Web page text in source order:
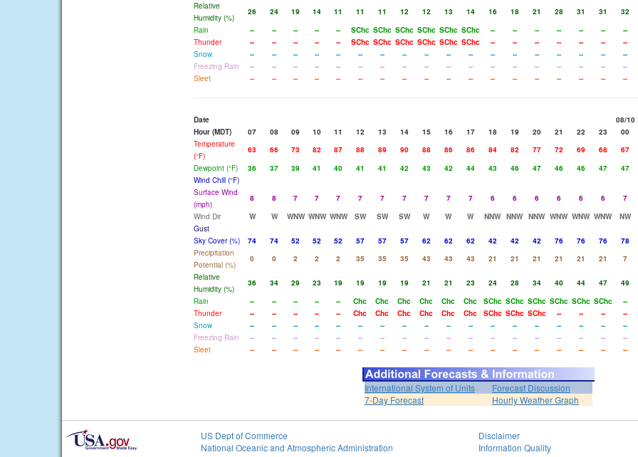
Relative
Humidity (%)
26 24 19 14 11 11 11 12 12 13 14 16 18 21 28 31 31 32
Rain
-- -- -- -- -- SChc SChc SChc SChc SChc SChc -- -- -- -- -- -- --
Thunder
-- -- -- -- -- SChc SChc SChc SChc SChc SChc -- -- -- -- -- -- --
Snow
-- -- -- -- -- -- -- -- -- -- -- -- -- -- -- -- -- --
Freezing Rain
-- -- -- -- -- -- -- -- -- -- -- -- -- -- -- -- -- --
Sleet
-- -- -- -- -- -- -- -- -- -- -- -- -- -- -- -- -- --
Date
08/10
Hour (MDT)
07 08 09 10 11 12 13 14 15 16 17 18 19 20 21 22 23 00
Temperature
(°F)
63 66 73 82 87 88 89 90 88 86 86 84 82 77 72 69 68 67
Dewpoint (°F)
36 37 39 41 40 41 41 42 43 42 44 43 46 47 46 46 47 47
Wind Chill (°F)
Surface Wind
(mph)
8 8 7 7 7 7 7 7 7 7 7 6 6 6 6 6 6 7
Wind Dir
W W WNW WNW WNW SW SW SW W W W NNW NNW NNW WNW WNW WNW NW
Gust
Sky Cover (%)
74 74 52 52 52 57 57 57 62 62 62 42 42 42 76 76 76 78
Precipitation
Potential (%)
0 0 2 2 2 35 35 35 43 43 43 21 21 21 21 21 21 7
Relative
Humidity (%)
36 34 29 23 19 19 19 19 21 21 23 24 28 34 40 44 47 49
Rain
-- -- -- -- -- Chc Chc Chc Chc Chc Chc SChc SChc SChc SChc SChc SChc --
Thunder
-- -- -- -- -- Chc Chc Chc Chc Chc Chc SChc SChc SChc -- -- -- --
Snow
-- -- -- -- -- -- -- -- -- -- -- -- -- -- -- -- -- --
Freezing Rain
-- -- -- -- -- -- -- -- -- -- -- -- -- -- -- -- -- --
Sleet
-- -- -- -- -- -- -- -- -- -- -- -- -- -- -- -- -- --
International System of Units
Forecast Discussion
7-Day Forecast
Hourly Weather Graph
US Dept of Commerce
National Oceanic and Atmospheric Administration
Disclaimer
Information Quality